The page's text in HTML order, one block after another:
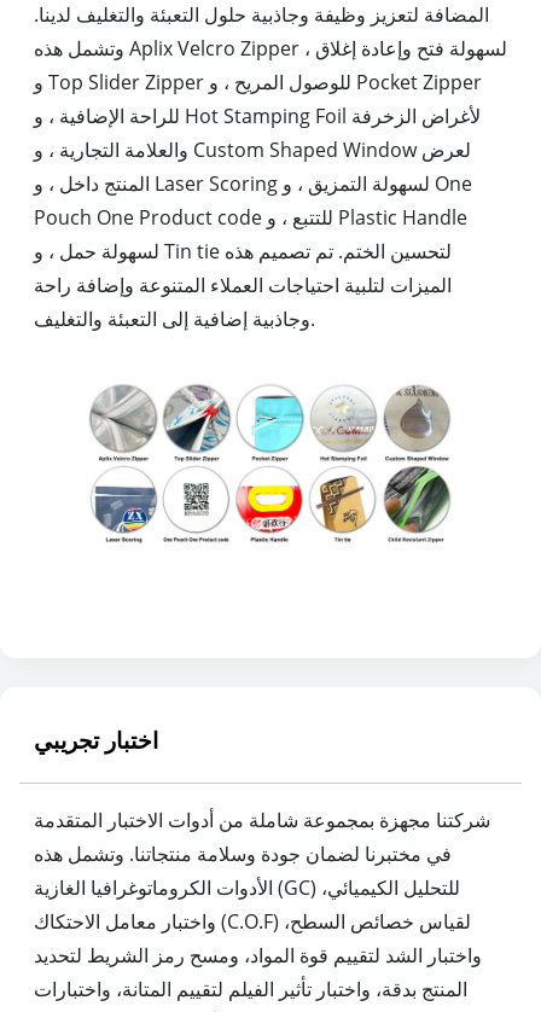
المضافة لتعزيز وظيفة وجاذبية حلول التعبئة والتغليف لدينا.
وتشمل هذه Aplix Velcro Zipper لسهولة فتح وإعادة إغلاق ،
و Top Slider Zipper للوصول المريح ، و Pocket Zipper
للراحة الإضافية ، و Hot Stamping Foil لأغراض الزخرفة
والعلامة التجارية ، و Custom Shaped Window لعرض
المنتج داخل ، و Laser Scoring لسهولة التمزيق ، و One
Pouch One Product code للتتبع ، و Plastic Handle
لسهولة حمل ، و Tin tie لتحسين الختم. تم تصميم هذه
الميزات لتلبية احتياجات العملاء المتنوعة وإضافة راحة
وجاذبية إضافية إلى التعبئة والتغليف.
اختبار تجريبي
شركتنا مجهزة بمجموعة شاملة من أدوات الاختبار المتقدمة
في مختبرنا لضمان جودة وسلامة منتجاتنا. وتشمل هذه
الأدوات الكروماتوغرافيا الغازية (GC) للتحليل الكيميائي،
واختبار معامل الاحتكاك (C.O.F) لقياس خصائص السطح،
واختبار الشد لتقييم قوة المواد، ومسح رمز الشريط لتحديد
المنتج بدقة، واختبار تأثير الفيلم لتقييم المتانة، واختبارات